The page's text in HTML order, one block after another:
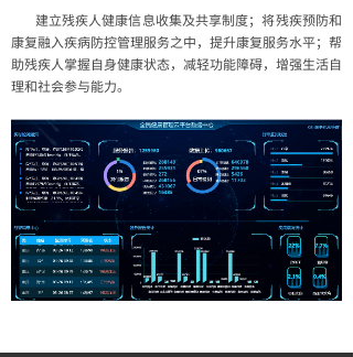
建立残疾人健康信息收集及共享制度；将残疾预防和
康复融入疾病防控管理服务之中，提升康复服务水平；帮
助残疾人掌握自身健康状态，减轻功能障碍，增强生活自
理和社会参与能力。